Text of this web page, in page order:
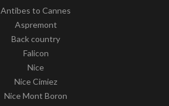
Antibes to Cannes
Aspremont
Back country
Falicon
Nice
Nice Cimiez
Nice Mont Boron